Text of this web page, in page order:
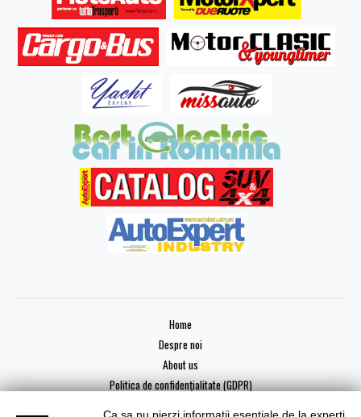
Home
Despre noi
About us
Politica de confidențialitate (GDPR)